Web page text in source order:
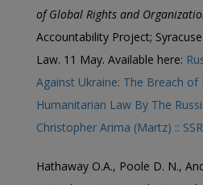
of Global Rights and
Accountability Project;
Law. 11 May. Available here:
Against Ukraine: The Breach of
Humanitarian Law By The
Christopher Arima (Martz) ::
Hathaway O.A., Poole D. N.,